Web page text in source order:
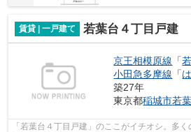
賃貸 | 一戸建て 若葉台４丁目戸建
京王相模原線 「
小田急多摩線 「
築27年
東京都稲城市若
「若葉台４丁目戸建」のここがイチオシ。多